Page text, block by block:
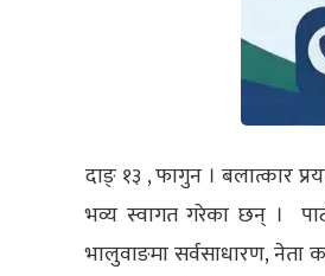
दाङ् १३ , फागुन ।बलात्कार
भव्य स्वागत गरेका छन् ।
भालुवाङमा सर्वसाधारण, नेता